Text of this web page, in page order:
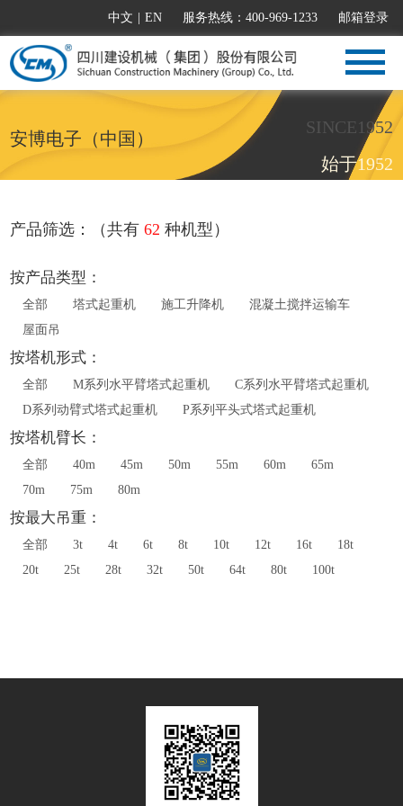
中文 EN 服务热线：400-969-1233 邮箱登录
安博电子（中国）
SINCE1952
始于1952
产品筛选：（共有62 种机型）
按产品类型：
全部 塔式起重机 施工升降机
混凝土搅拌运输车
屋面吊
按塔机形式：
全部 M系列水平臂塔式起重机
C系列水平臂塔式起重机
D系列动臂式塔式起重机
P系列平头式塔式起重机
按塔机臂长：
全部 40m 45m 50m 55m 60m
65m
70m
75m 80m
按最大吊重：
全部 3t 4t 6t 8t 10t 12t 16t
18t
20t
25t 28t 32t 50t 64t 80t 100t